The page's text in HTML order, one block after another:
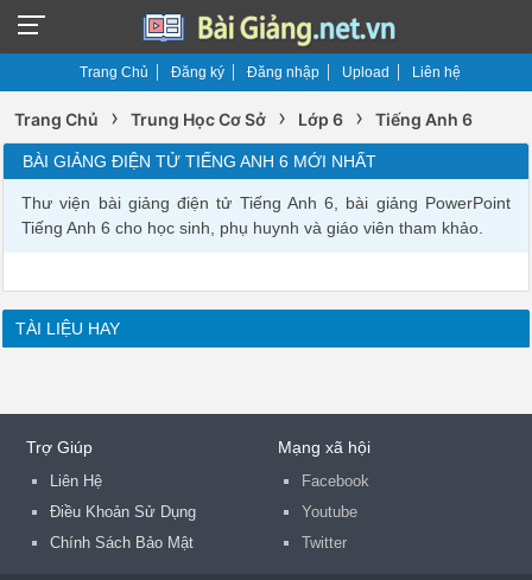
Trang Chủ Đăng ký Đăng nhập Upload Liên hệ
Trang Chủ › Trung Học Cơ Sở › Lớp 6 › Tiếng Anh 6
BÀI GIẢNG ĐIỆN TỬ TIẾNG ANH 6 MỚI NHẤT
Thư viện bài giảng điện tử Tiếng Anh 6, bài giảng PowerPoint
Tiếng Anh 6 cho học sinh, phụ huynh và giáo viên tham khảo.
TÀI LIỆU HAY
Trợ Giúp
Liên Hệ
Điều Khoản Sử Dụng
Chính Sách Bảo Mật
Mạng xã hội
Facebook
Youtube
Twitter